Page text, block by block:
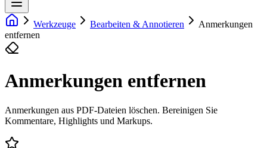
Werkzeuge Bearbeiten & Annotieren
Anmerkungen
entfernen
Anmerkungen entfernen
Anmerkungen aus PDF-Dateien löschen. Bereinigen Sie
Kommentare, Highlights und Markups.